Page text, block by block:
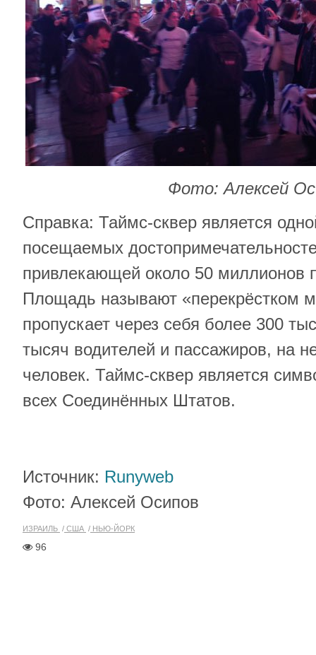
Фото: Алексей
Справка: Таймс-сквер является
посещаемых
привлекающей около 50 миллионов
Площадь называют «перекрёстком
пропускает через себя более 300
тысяч водителей и пассажиров, на
человек. Таймс-сквер является
всех Соединённых Штатов.
Источник: Runyweb
Фото: Алексей Осипов
ИЗРАИЛЬ США НЬЮ-ЙОРК
96